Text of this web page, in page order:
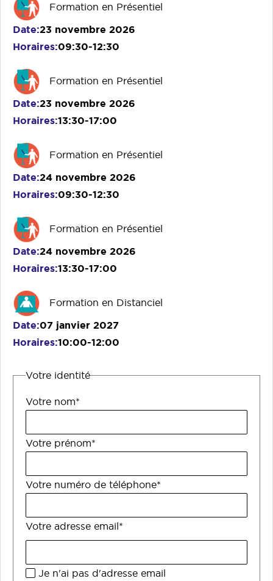
Formation en Présentiel
Date 23 novembre 2026
Horaires 09:30-12:30
Formation en Présentiel
Date 23 novembre 2026
Horaires 13:30-17:00
Formation en Présentiel
Date 24 novembre 2026
Horaires 09:30-12:30
Formation en Présentiel
Date 24 novembre 2026
Horaires 13:30-17:00
Formation en Distanciel
Date 07 janvier 2027
Horaires 10:00-12:00
Votre identité
Votre nom*
Votre prénom*
Votre numéro de téléphone*
Votre adresse email*
Je n'ai pas d'adresse email